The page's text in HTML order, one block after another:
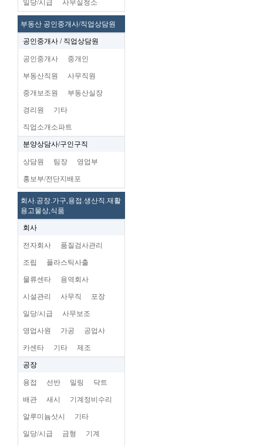
일당/시급 사무실청소
부동산 공인중개사/직업상담원
공인중개사 / 직업상담원
공인중개사 중개인
부동산직원 사무직원
중개보조원 부동산실장
경리원 기타
직업소개소파트
분양상담사/구인구직
상담원 팀장 영업부
홍보부/전단지배포
회사.공장.가구,용접.생산직.재활
용고물상,식품
회사
전자회사 품질검사관리
조립 플라스틱사출
물류센타 용역회사
시설관리 사무직 포장
일당/시급 사무보조
영업사원 가공 공업사
카센타 기타 제조
공장
용접 선반 밀링 닥트
배관 새시 기계정비수리
알루미늄삿시 기타
일당/시급 금형 기계